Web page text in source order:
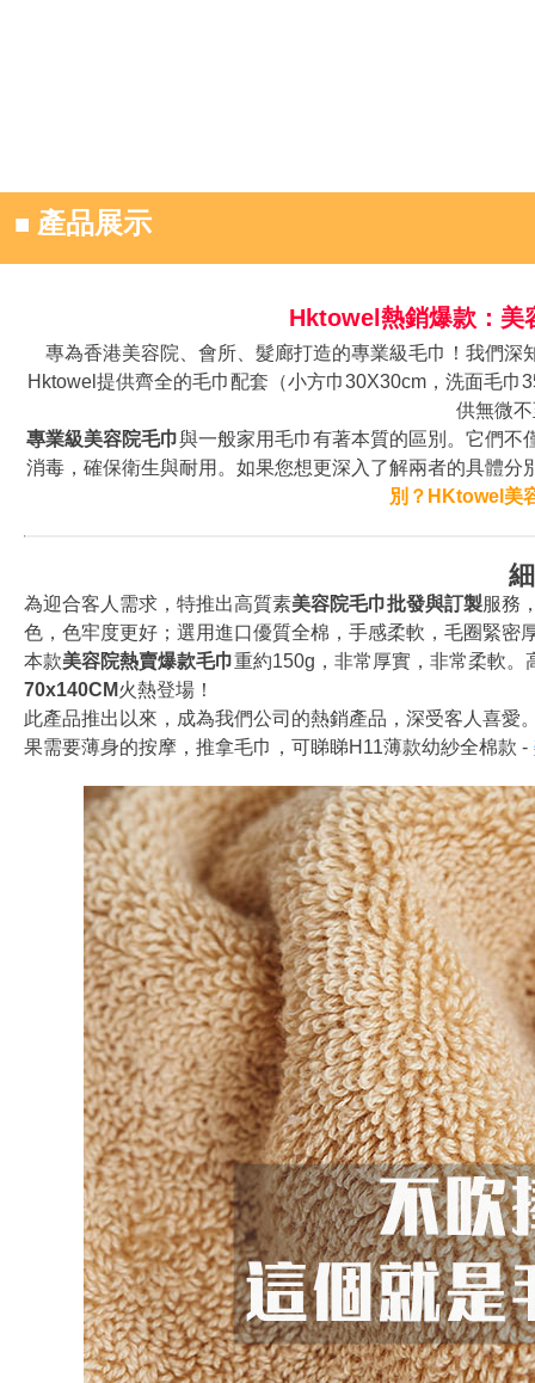
Hktowel熱銷爆款：美
專為香港美容院、會所、髮廊打造的專業級毛巾！我們
Hktowel提供齊全的毛巾配套（小方巾30X30cm，洗面毛
供無微
專業級美容院毛巾與一般家用毛巾有著本質的區別。它們不
消毒，確保衛生與耐用。如果您想更深入了解兩者的具體分
別？HKtowel美
為迎合客人需求，特推出高質素美容院毛巾批發與訂製服務
色，色牢度更好；選用進口優質全棉，手感柔軟，毛圈緊密
本款美容院熱賣爆款毛巾重約150g，非常厚實，非常柔軟
70x140CM火熱登場！
此產品推出以來，成為我們公司的熱銷產品，深受客人喜
果需要薄身的按摩，推拿毛巾，可睇睇H11薄款幼紗全棉款 -
■ 產品展示